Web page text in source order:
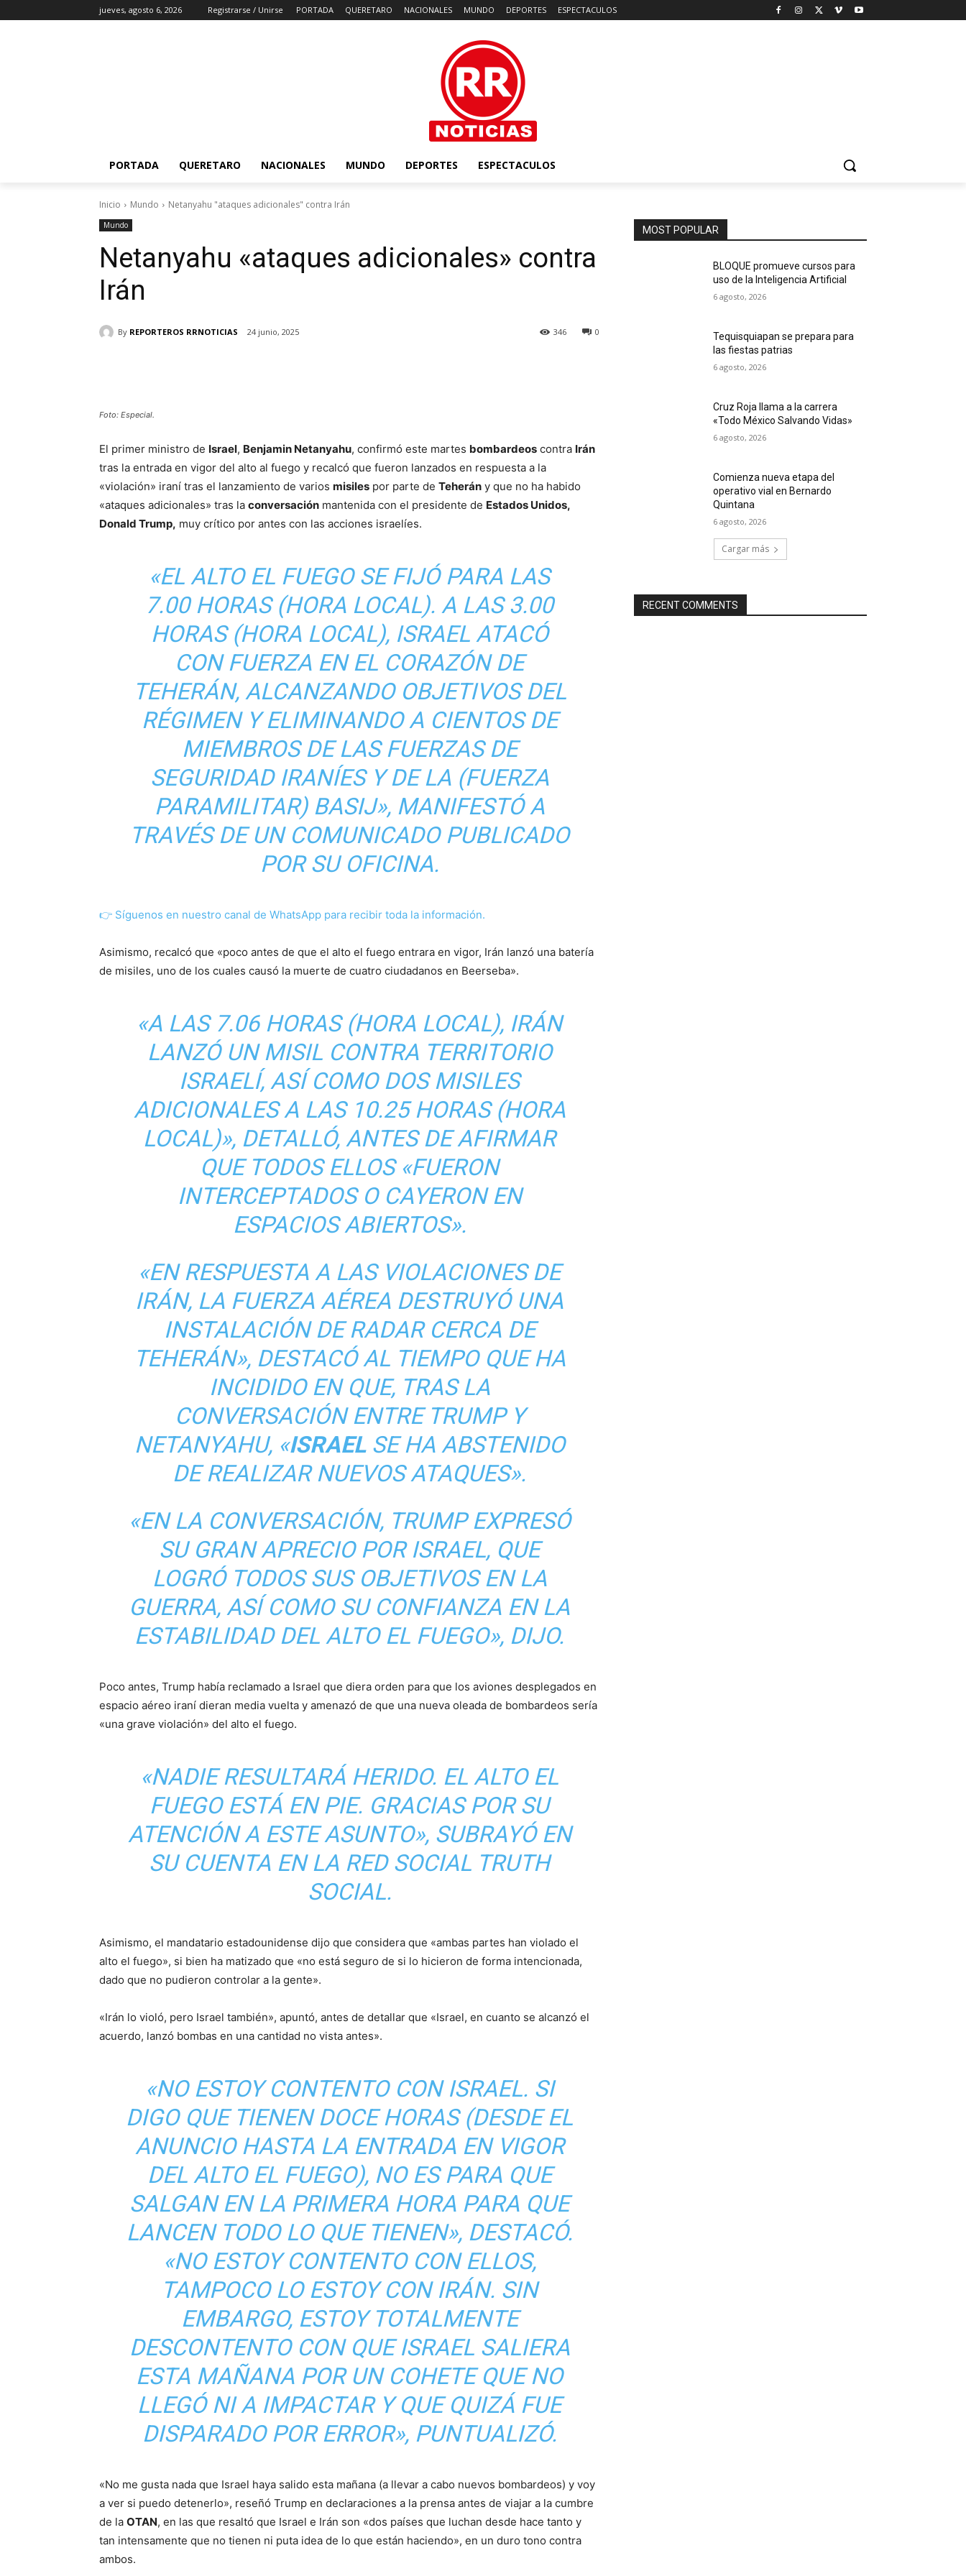
jueves, agosto 6, 2026 Registrarse / Unirse PORTADA QUERETARO NACIONALES MUNDO DEPORTES ESPECTACULOS
PORTADA QUERETARO NACIONALES MUNDO DEPORTES ESPECTACULOS
Inicio Mundo Netanyahu "ataques adicionales" contra Irán
Mundo
Netanyahu «ataques adicionales» contra
Irán
By REPORTEROS RRNOTICIAS 24 junio, 2025 0
346
Foto: Especial.
El primer ministro de Israel, Benjamin Netanyahu, confirmó este martes bombardeos contra Irán
tras la entrada en vigor del alto al fuego y recalcó que fueron lanzados en respuesta a la
«violación» iraní tras el lanzamiento de varios misiles por parte de Teherán y que no ha habido
«ataques adicionales» tras la conversación mantenida con el presidente de Estados Unidos,
Donald Trump, muy crítico por antes con las acciones israelíes.
«EL ALTO EL FUEGO SE FIJÓ PARA LAS
7.00 HORAS (HORA LOCAL). A LAS 3.00
HORAS (HORA LOCAL), ISRAEL ATACÓ
CON FUERZA EN EL CORAZÓN DE
TEHERÁN, ALCANZANDO OBJETIVOS DEL
RÉGIMEN Y ELIMINANDO A CIENTOS DE
MIEMBROS DE LAS FUERZAS DE
SEGURIDAD IRANÍES Y DE LA (FUERZA
PARAMILITAR) BASIJ», MANIFESTÓ A
TRAVÉS DE UN COMUNICADO PUBLICADO
POR SU OFICINA.
👉 Síguenos en nuestro canal de WhatsApp para recibir toda la información.
Asimismo, recalcó que «poco antes de que el alto el fuego entrara en vigor, Irán lanzó una batería
de misiles, uno de los cuales causó la muerte de cuatro ciudadanos en Beerseba».
«A LAS 7.06 HORAS (HORA LOCAL), IRÁN
LANZÓ UN MISIL CONTRA TERRITORIO
ISRAELÍ, ASÍ COMO DOS MISILES
ADICIONALES A LAS 10.25 HORAS (HORA
LOCAL)», DETALLÓ, ANTES DE AFIRMAR
QUE TODOS ELLOS «FUERON
INTERCEPTADOS O CAYERON EN
ESPACIOS ABIERTOS».
«EN RESPUESTA A LAS VIOLACIONES DE
IRÁN, LA FUERZA AÉREA DESTRUYÓ UNA
INSTALACIÓN DE RADAR CERCA DE
TEHERÁN», DESTACÓ AL TIEMPO QUE HA
INCIDIDO EN QUE, TRAS LA
CONVERSACIÓN ENTRE TRUMP Y
NETANYAHU, «ISRAELSE HA ABSTENIDO
DE REALIZAR NUEVOS ATAQUES».
«EN LA CONVERSACIÓN, TRUMP EXPRESÓ
SU GRAN APRECIO POR ISRAEL, QUE
LOGRÓ TODOS SUS OBJETIVOS EN LA
GUERRA, ASÍ COMO SU CONFIANZA EN LA
ESTABILIDAD DEL ALTO EL FUEGO», DIJO.
Poco antes, Trump había reclamado a Israel que diera orden para que los aviones desplegados en
espacio aéreo iraní dieran media vuelta y amenazó de que una nueva oleada de bombardeos sería
«una grave violación» del alto el fuego.
«NADIE RESULTARÁ HERIDO. EL ALTO EL
FUEGO ESTÁ EN PIE. GRACIAS POR SU
ATENCIÓN A ESTE ASUNTO», SUBRAYÓ EN
SU CUENTA EN LA RED SOCIAL TRUTH
SOCIAL.
Asimismo, el mandatario estadounidense dijo que considera que «ambas partes han violado el
alto el fuego», si bien ha matizado que «no está seguro de si lo hicieron de forma intencionada,
dado que no pudieron controlar a la gente».
«Irán lo violó, pero Israel también», apuntó, antes de detallar que «Israel, en cuanto se alcanzó el
acuerdo, lanzó bombas en una cantidad no vista antes».
«NO ESTOY CONTENTO CON ISRAEL. SI
DIGO QUE TIENEN DOCE HORAS (DESDE EL
ANUNCIO HASTA LA ENTRADA EN VIGOR
DEL ALTO EL FUEGO), NO ES PARA QUE
SALGAN EN LA PRIMERA HORA PARA QUE
LANCEN TODO LO QUE TIENEN», DESTACÓ.
«NO ESTOY CONTENTO CON ELLOS,
TAMPOCO LO ESTOY CON IRÁN. SIN
EMBARGO, ESTOY TOTALMENTE
DESCONTENTO CON QUE ISRAEL SALIERA
ESTA MAÑANA POR UN COHETE QUE NO
LLEGÓ NI A IMPACTAR Y QUE QUIZÁ FUE
DISPARADO POR ERROR», PUNTUALIZÓ.
«No me gusta nada que Israel haya salido esta mañana (a llevar a cabo nuevos bombardeos) y voy
a ver si puedo detenerlo», reseñó Trump en declaraciones a la prensa antes de viajar a la cumbre
de la OTAN, en las que resaltó que Israel e Irán son «dos países que luchan desde hace tanto y
tan intensamente que no tienen ni puta idea de lo que están haciendo», en un duro tono contra
ambos.
MOST POPULAR
BLOQUE promueve cursos para
uso de la Inteligencia Artificial
6 agosto, 2026
Tequisquiapan se prepara para
las fiestas patrias
6 agosto, 2026
Cruz Roja llama a la carrera
«Todo México Salvando Vidas»
6 agosto, 2026
Comienza nueva etapa del
operativo vial en Bernardo
Quintana
6 agosto, 2026
Cargar más
RECENT COMMENTS